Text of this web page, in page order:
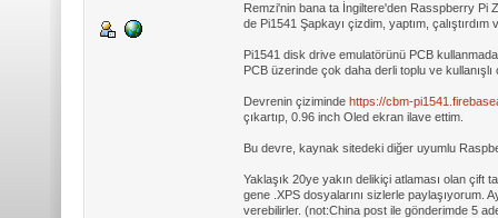
Remzi'nin bana ta İngiltere'den Rasspberry Pi
de Pi1541 Şapkayı çizdim, yaptım,
Pi1541 disk drive emulatörünü PCB
PCB üzerinde çok daha derli toplu ve
Devrenin çiziminde https://cbm-
çıkartıp, 0.96 inch Oled ekran ilave ettim.
Bu devre, kaynak sitedeki diğer uyumlu
Yaklaşık 20ye yakın delikiçi atlaması olan çift
gene .XPS dosyalarını sizlerle paylaşıyorum.
verebilirler. (not:China post ile gönderimde 5